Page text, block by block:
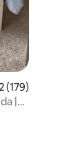
uma avaliação
(179)
|